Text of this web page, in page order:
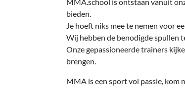
bieden.
Je hoeft niks mee te nemen voor
Wij hebben de benodigde spullen
Onze gepassioneerde trainers
brengen.
MMA is een sport vol passie, kom